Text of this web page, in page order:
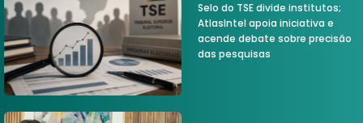
Selo do TSE divide institutos;
AtlasIntel apoia iniciativa e
acende debate sobre precisão
das pesquisas